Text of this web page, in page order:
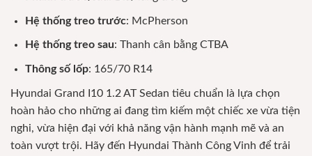
Hệ thống treo trước: McPherson
Hệ thống treo sau: Thanh cân bằng CTBA
Thông số lốp: 165/70 R14
Hyundai Grand I10 1.2 AT Sedan tiêu chuẩn là lựa chọn
hoàn hảo cho những ai đang tìm kiếm một chiếc xe vừa tiện
nghi, vừa hiện đại với khả năng vận hành mạnh mẽ và an
toàn vượt trội. Hãy đến Hyundai Thành Công Vinh để trải